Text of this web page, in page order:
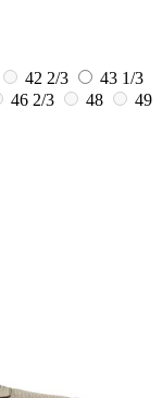
42 2/3
43 1/3
46 2/3 48
49